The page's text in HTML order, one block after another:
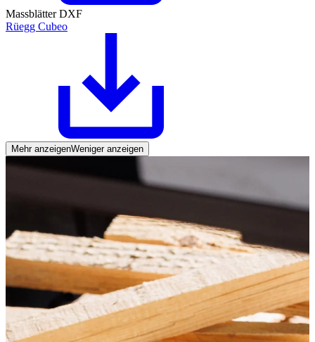
Massblätter DXF
Rüegg Cubeo
Mehr anzeigenWeniger anzeigen